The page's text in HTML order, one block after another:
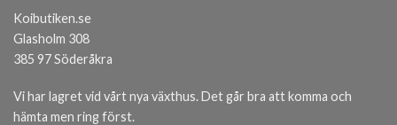
Koibutiken.se
Glasholm 308
385 97 Söderåkra
Vi har lagret vid vårt nya växthus. Det går bra att komma och
hämta men ring först.